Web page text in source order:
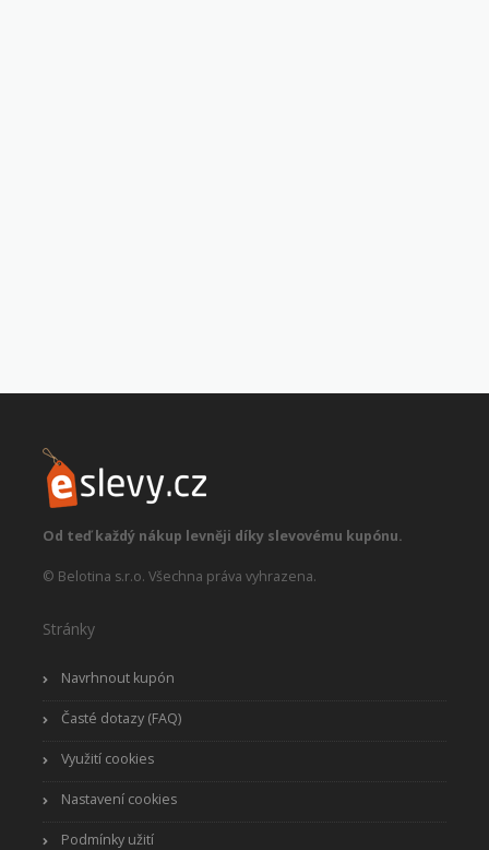
Od teď každý nákup levněji díky slevovému kupónu.
© Belotina s.r.o. Všechna práva vyhrazena.
Stránky
Navrhnout kupón
Časté dotazy (FAQ)
Využití cookies
Nastavení cookies
Podmínky užití